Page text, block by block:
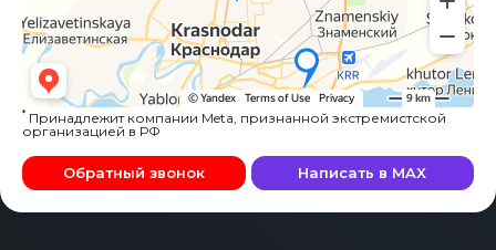
* Принадлежит компании Meta, признанной экстремистской
организацией в РФ
Обратный звонок Написать в MAX